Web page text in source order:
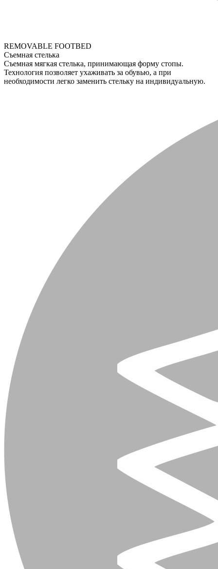
REMOVABLE FOOTBED
Съемная стелька
Съемная мягкая стелька, принимающая форму стопы.
Технология позволяет ухаживать за обувью, а при
необходимости легко заменить стельку на индивидуальную.